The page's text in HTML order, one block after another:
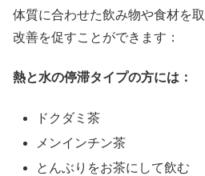
体質に合わせた飲み物や食材を
改善を促すことができます：
熱と水の停滞タイプの方には：
ドクダミ茶
メンインチン茶
とんぶりをお茶にして飲む